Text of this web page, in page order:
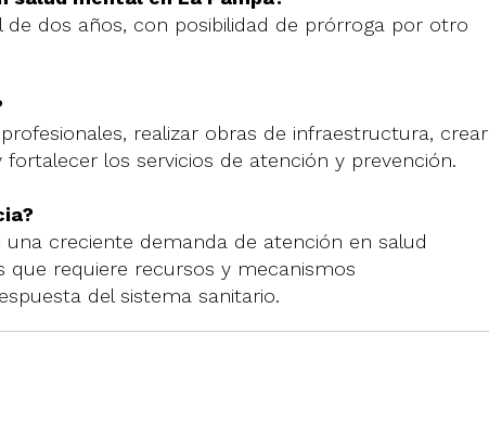
de dos años, con posibilidad de prórroga por otro
realizar obras de infraestructura, crear
los servicios de atención y prevención.
creciente demanda de atención en salud
requiere recursos y mecanismos
del sistema sanitario.